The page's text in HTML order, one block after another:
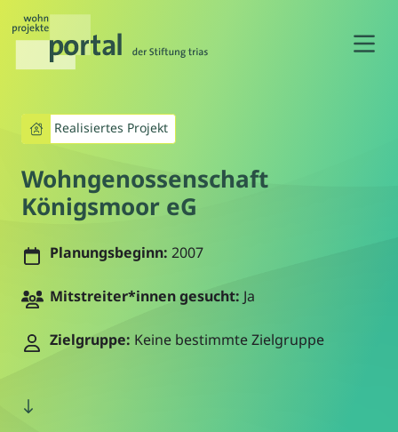
Realisiertes Projekt
Wohngenossenschaft
Königsmoor eG
Planungsbeginn: 2007
Mitstreiter*innen gesucht: Ja
Zielgruppe: Keine bestimmte Zielgruppe